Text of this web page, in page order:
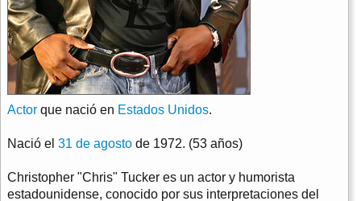
Actor que nació en Estados Unidos.
Nació el 31 de agosto de 1972. (53 años)
Christopher "Chris" Tucker es un actor y humorista
estadounidense, conocido por sus interpretaciones del